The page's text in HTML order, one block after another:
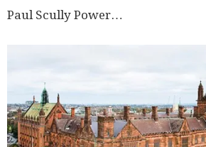
Paul Scully Power…